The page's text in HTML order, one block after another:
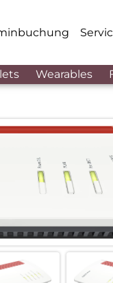
Wearables